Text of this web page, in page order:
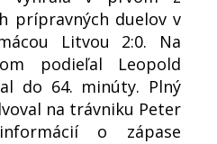
prípravných duelov v
Litvou 2:0. Na
podieľal Leopold
do 64. minúty. Plný
na trávniku Peter
o zápase